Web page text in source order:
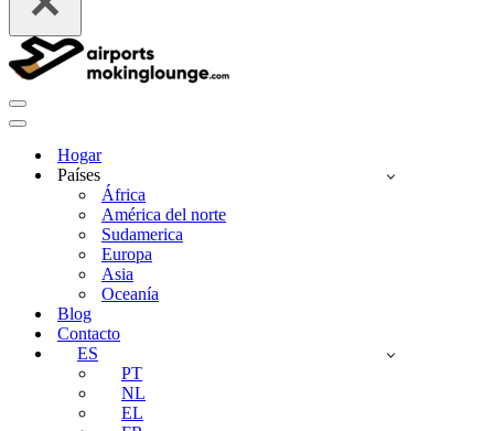
Menú
de
Menú
Navegación
Hogar
Países
África
América del norte
Sudamerica
Europa
Asia
Oceanía
Blog
Contacto
ES
PT
NL
EL